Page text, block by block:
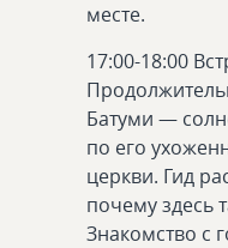
месте.
17:00-18:00
Батуми —
по его
церкви. Гид
почему здесь
Знакомство с